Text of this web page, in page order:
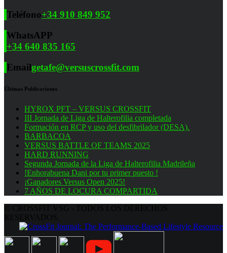
Teléfono+34 910 849 952
WhatsAPP
+34 640 835 165
Emailgetafe@versuscrossfit.com
Últimas Publicaciones
HYROX PFT – VERSUS CROSSFIT
III Jornada de Liga de Halterofilia completada
Formación en RCP y uso del desfibrilador (DESA).
BARBACOA
VERSUS BATTLE OF TEAMS 2025
HARD RUNNING
Segunda Jornada de la Liga de Halterofilia Madrileña
!Enhorabuena Dani por tu primer puesto !
¡Ganadores Versus Open 2025!
7 AÑOS DE LOCURA COMPARTIDA